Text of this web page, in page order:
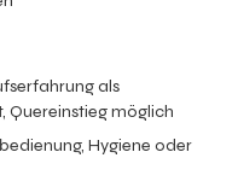
als
Quereinstieg möglich
Hygiene oder